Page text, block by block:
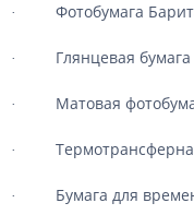
· Фотобумага
· Глянцевая бумага
· Матовая
·
· Бумага для